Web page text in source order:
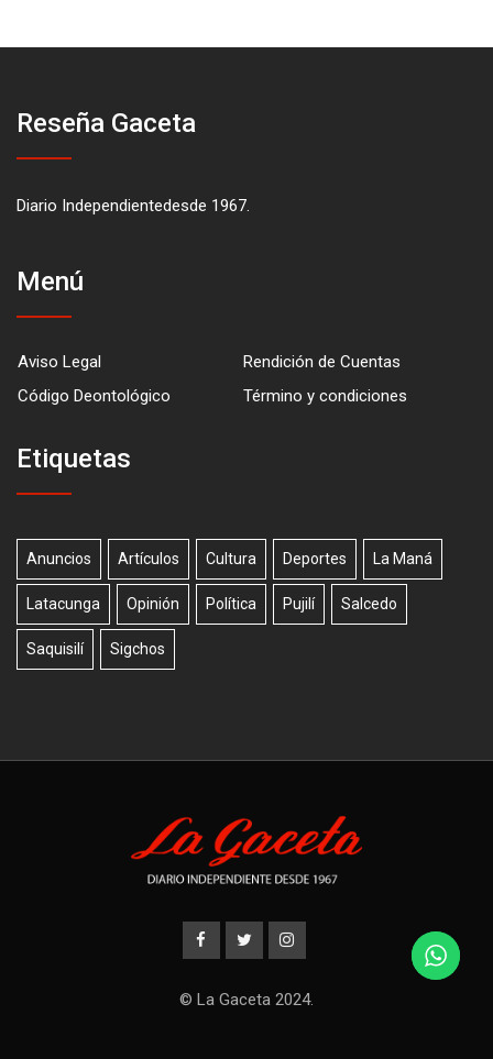
Reseña Gaceta
Diario Independientedesde 1967.
Menú
Aviso Legal
Rendición de Cuentas
Código Deontológico
Término y condiciones
Etiquetas
Anuncios Artículos Cultura Deportes La Maná
Latacunga Opinión Política Pujilí Salcedo
Saquisilí Sigchos
© La Gaceta 2024.